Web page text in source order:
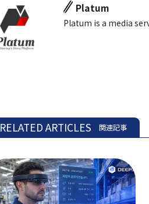
Platum
Platum is a media
RELATED ARTICLES 関連記事